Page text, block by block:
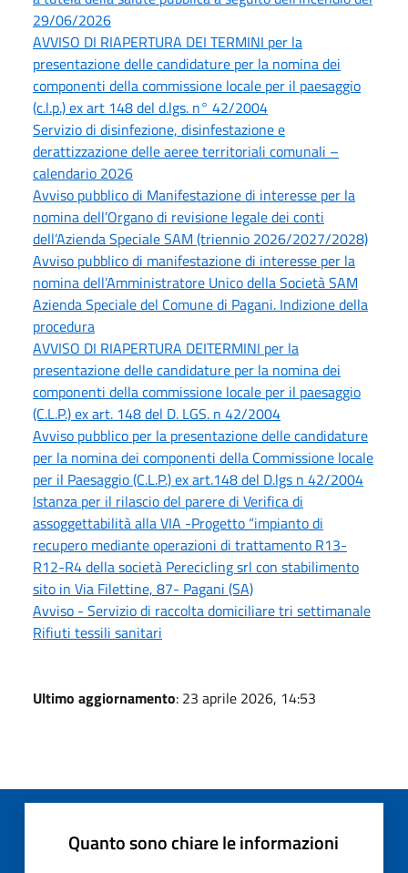
29/06/2026
AVVISO DI RIAPERTURA DEI TERMINI per la
presentazione delle candidature per la nomina dei
componenti della commissione locale per il paesaggio
(c.l.p.) ex art 148 del d.lgs. n° 42/2004
Servizio di disinfezione, disinfestazione e
derattizzazione delle aeree territoriali comunali –
calendario 2026
Avviso pubblico di Manifestazione di interesse per la
nomina dell’Organo di revisione legale dei conti
dell’Azienda Speciale SAM (triennio 2026/2027/2028)
Avviso pubblico di manifestazione di interesse per la
nomina dell’Amministratore Unico della Società SAM
Azienda Speciale del Comune di Pagani. Indizione della
procedura
AVVISO DI RIAPERTURA DEITERMINI per la
presentazione delle candidature per la nomina dei
componenti della commissione locale per il paesaggio
(C.L.P.) ex art. 148 del D. LGS. n 42/2004
Avviso pubblico per la presentazione delle candidature
per la nomina dei componenti della Commissione locale
per il Paesaggio (C.L.P.) ex art.148 del D.lgs n 42/2004
Istanza per il rilascio del parere di Verifica di
assoggettabilità alla VIA -Progetto “impianto di
recupero mediante operazioni di trattamento R13-
R12-R4 della società Perecicling srl con stabilimento
sito in Via Filettine, 87- Pagani (SA)
Avviso - Servizio di raccolta domiciliare tri settimanale
Rifiuti tessili sanitari
Ultimo aggiornamento: 23 aprile 2026, 14:53
Quanto sono chiare le informazioni